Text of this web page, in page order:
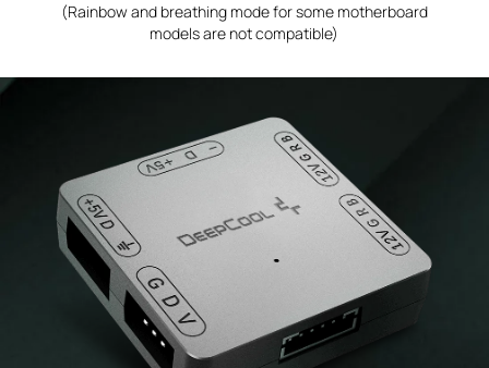
(Rainbow and breathing mode for some motherboard
models are not compatible)